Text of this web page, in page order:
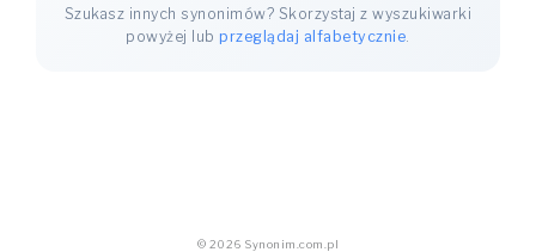
Szukasz innych synonimów? Skorzystaj z wyszukiwarki
powyżej lubprzeglądaj alfabetycznie
© 2026 Synonim.com.pl